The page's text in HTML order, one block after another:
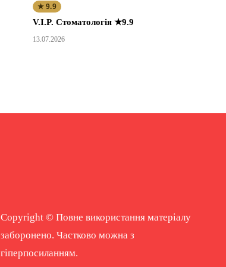
★ 9.9
V.I.P. Стоматологія ★9.9
13.07.2026
Copyright © Повне використання матеріалу
заборонено. Частково можна з
гіперпосиланням.